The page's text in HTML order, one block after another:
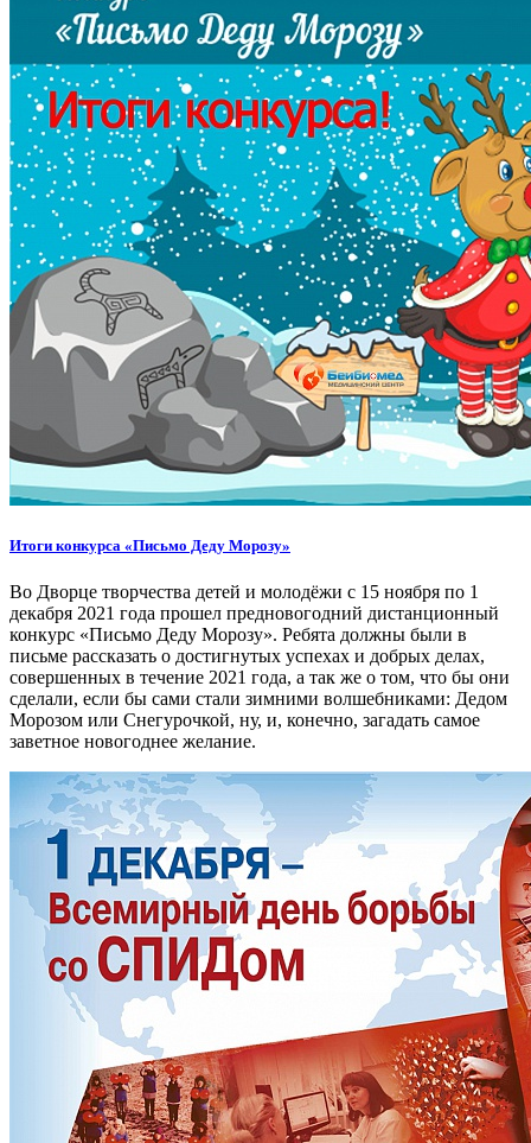
Итоги конкурса «Письмо Деду Морозу»
Во Дворце творчества детей и молодёжи с 15 ноября по 1
декабря 2021 года прошел предновогодний дистанционный
конкурс «Письмо Деду Морозу». Ребята должны были в
письме рассказать о достигнутых успехах и добрых делах,
совершенных в течение 2021 года, а так же о том, что бы они
сделали, если бы сами стали зимними волшебниками: Дедом
Морозом или Снегурочкой, ну, и, конечно, загадать самое
заветное новогоднее желание.